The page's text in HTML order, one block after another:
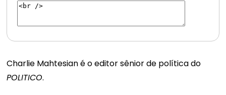
Charlie Mahtesian é o editor sênior de política do
POLITICO.